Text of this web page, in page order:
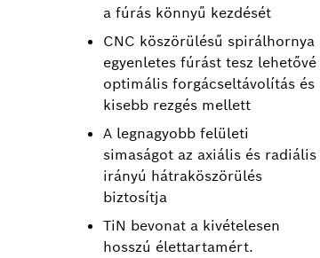
a fúrás könnyű kezdését
CNC köszörülésű spirálhornya
egyenletes fúrást tesz lehetővé
optimális forgácseltávolítás és
kisebb rezgés mellett
A legnagyobb felületi
simaságot az axiális és radiális
irányú hátraköszörülés
biztosítja
TiN bevonat a kivételesen
hosszú élettartamért.